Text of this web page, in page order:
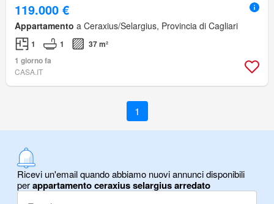
119.000 €
Appartamento a Ceraxius/Selargius, Provincia di Cagliari
1 1
37 m²
1 giorno fa
CASA.IT
1
Ricevi un'email quando abbiamo nuovi annunci disponibili
perappartamento ceraxius selargius arredato